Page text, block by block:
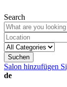
Search
Suchen
Salon hinzufügen
de